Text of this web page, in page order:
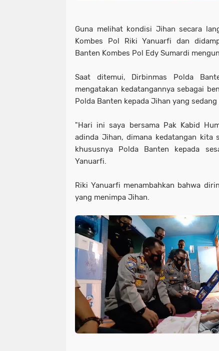
Guna melihat kondisi Jihan secara
Kombes Pol Riki Yanuarfi dan
Banten Kombes Pol Edy Sumardi
Saat ditemui, Dirbinmas Polda
mengatakan kedatangannya sebagai
Polda Banten kepada Jihan yang
"Hari ini saya bersama Pak Kabid
adinda Jihan, dimana kedatangan kita
khususnya Polda Banten kepada
Yanuarfi.
Riki Yanuarfi menambahkan bahwa
yang menimpa Jihan.